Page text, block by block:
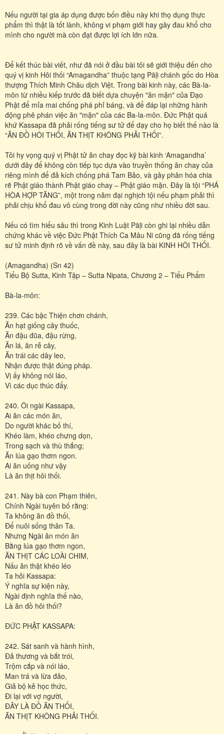
Nếu người tại gia áp dụng được bốn điều này khi thọ dụng thực
phẩm thì thật là tốt lành, không vi phạm giới hay gây đau khổ cho
mình cho người mà còn đạt được lợi ích lớn nữa.
Để kết thúc bài viết, như đã nói ở đầu bài tôi sẽ giới thiệu đến cho
quý vị kinh Hôi thối “Amagandha” thuộc tạng Pāḷi chánh gốc do Hòa
thượng Thích Minh Châu dịch Việt. Trong bài kinh này, các Bà-la-
môn từ nhiều kiếp trước đã biết dựa chuyện "ăn mặn" của Đạo
Phật để mỉa mai chống phá phỉ báng, và để đáp lại những hành
động phê phán việc ăn "mặn" của các Ba-la-môn. Đức Phật quá
khứ Kassapa đã phải rống tiếng sư tử để dạy cho họ biết thế nào là
“ĂN ĐỒ HÔI THỐI, ĂN THỊT KHÔNG PHẢI THỐI”.
Tôi hy vọng quý vị Phật tử ăn chay đọc kỹ bài kinh ‘Amagandha’
dưới đây để không còn tiếp tục dựa vào truyền thống ăn chay của
riêng mình để đả kích chống phá Tam Bảo, và gây phân hóa chia
rẽ Phật giáo thành Phật giáo chay – Phật giáo mặn. Đây là tội “PHÁ
HÒA HỢP TĂNG”, một trong năm đại nghịch tội nếu phạm phải thì
phải chịu khổ đau vô cùng trong đời này cũng như nhiều đời sau.
Nếu có tìm hiểu sâu thì trong Kinh Luật Pāḷi còn ghi lại nhiều dẫn
chứng khác về việc Đức Phật Thích Ca Mâu Ni cũng đã rống tiếng
sư tử minh định rõ về vấn đề này, sau đây là bài KINH HÔI THỐI.
(Amagandha) (Sn 42)
Tiểu Bộ Sutta, Kinh Tập – Sutta Nipata, Chương 2 – Tiểu Phẩm
Bà-la-môn:
239. Các bậc Thiện chơn chánh,
Ăn hạt giống cây thuốc,
Ăn đậu đũa, đậu rừng,
Ăn lá, ăn rễ cây,
Ăn trái các dây leo,
Nhận được thật đúng pháp.
Vị ấy không nói láo,
Vì các dục thúc đẩy.
240. Ôi ngài Kassapa,
Ai ăn các món ăn,
Do người khác bố thí,
Khéo làm, khéo chưng dọn,
Trong sạch và thù thắng;
Ăn lúa gạo thơm ngon.
Ai ăn uống như vậy
Là ăn thịt hôi thối.
241. Này bà con Phạm thiên,
Chính Ngài tuyên bố rằng:
Ta không ăn đồ thối,
Ðể nuôi sống thân Ta.
Nhưng Ngài ăn món ăn
Bằng lúa gạo thơm ngon,
ĂN THỊT CÁC LOÀI CHIM,
Nấu ăn thật khéo léo
Ta hỏi Kassapa:
Ý nghĩa sự kiện này,
Ngài định nghĩa thế nào,
Là ăn đồ hôi thối?
ÐỨC PHẬT KASSAPA:
242. Sát sanh và hành hình,
Ðả thương và bắt trói,
Trộm cắp và nói láo,
Man trá và lừa đảo,
Giả bộ kẻ học thức,
Ði lại với vợ người,
ÐÂY LÀ ĐỒ ĂN THỐI,
ĂN THỊT KHÔNG PHẢI THỐI.